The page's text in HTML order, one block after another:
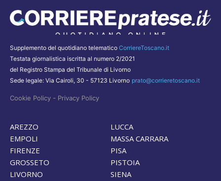
Supplemento del quotidiano telematico CorriereToscano.it
Testata giornalistica iscritta al numero 2/2021
del Registro Stampa del Tribunale di Livorno
Sede legale: Via Cairoli, 30 - 57123 Livorno prato@corrieretoscano.it
Cookie Policy - Privacy Policy
AREZZO
EMPOLI
FIRENZE
GROSSETO
LIVORNO
LUCCA
MASSA CARRARA
PISA
PISTOIA
SIENA